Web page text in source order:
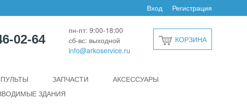
Регистрация
Вход
02-64
пн-пт: 9:00-18:00
сб-вс: выходной
info@arkoservice.ru
КОРЗИНА
ПУЛЬТЫ ЗАПЧАСТИ
АКСЕССУАРЫ
ЗДАНИЯ